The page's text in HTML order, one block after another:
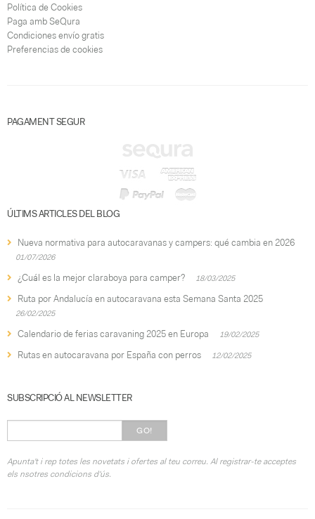
Política de Cookies
Paga amb SeQura
Condiciones envío gratis
Preferencias de cookies
PAGAMENT SEGUR
ÚLTIMS ARTICLES DEL BLOG
Nueva normativa para autocaravanas y campers: qué cambia en 2026
01/07/2026
¿Cuál es la mejor claraboya para camper? 18/03/2025
Ruta por Andalucía en autocaravana esta Semana Santa 2025
26/02/2025
Calendario de ferias caravaning 2025 en Europa 19/02/2025
Rutas en autocaravana por España con perros 12/02/2025
SUBSCRIPCIÓ AL NEWSLETTER
GO!
Apunta't i rep totes les novetats i ofertes al teu correu. Al registrar-te acceptes
els nsotres condicions d'ús.